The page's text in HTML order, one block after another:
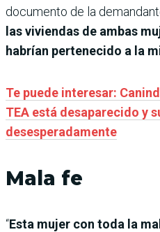
documento de la
las viviendas de ambas
habrían pertenecido a la
Te puede interesar:
TEA está desaparecido y
desesperadamente
Mala fe
“Esta mujer con toda la